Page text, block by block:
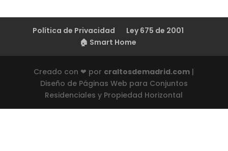
Política de Privacidad
Ley 675 de 2001
🏠 Smart Home
Creado con ❤ por craltosdemadrid.com |
Diseño de Páginas Web para Conjuntos
Residenciales y Propiedad Horizontal